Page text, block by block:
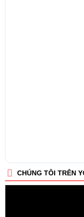
CHÚNG TÔI TRÊN